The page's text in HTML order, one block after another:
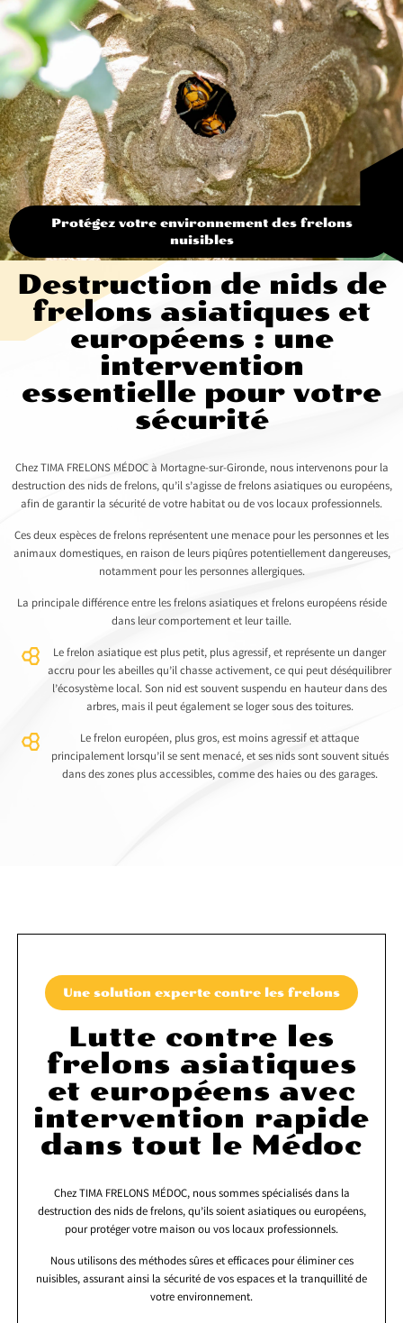
Protégez votre environnement des frelons
nuisibles
Destruction de nids de
frelons asiatiques et
européens : une
intervention
essentielle pour votre
sécurité
Chez TIMA FRELONS MÉDOC à Mortagne-sur-Gironde, nous intervenons pour la
destruction des nids de frelons, qu’il s’agisse de frelons asiatiques ou européens,
afin de garantir la sécurité de votre habitat ou de vos locaux professionnels.
Ces deux espèces de frelons représentent une menace pour les personnes et les
animaux domestiques, en raison de leurs piqûres potentiellement dangereuses,
notamment pour les personnes allergiques.
La principale différence entre les frelons asiatiques et frelons européens réside
dans leur comportement et leur taille.
Le frelon asiatique est plus petit, plus agressif, et représente un danger
accru pour les abeilles qu’il chasse activement, ce qui peut déséquilibrer
l’écosystème local. Son nid est souvent suspendu en hauteur dans des
arbres, mais il peut également se loger sous des toitures.
Le frelon européen, plus gros, est moins agressif et attaque
principalement lorsqu’il se sent menacé, et ses nids sont souvent situés
dans des zones plus accessibles, comme des haies ou des garages.
Une solution experte contre les frelons
Lutte contre les
frelons asiatiques
et européens avec
intervention rapide
dans tout le Médoc
Chez TIMA FRELONS MÉDOC, nous sommes spécialisés dans la
destruction des nids de frelons, qu’ils soient asiatiques ou européens,
pour protéger votre maison ou vos locaux professionnels.
Nous utilisons des méthodes sûres et efficaces pour éliminer ces
nuisibles, assurant ainsi la sécurité de vos espaces et la tranquillité de
votre environnement.